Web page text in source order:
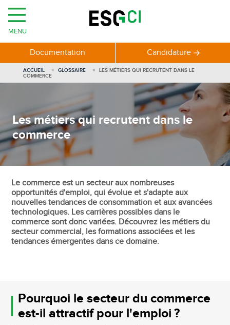
Les métiers qui recrutent dans le
commerce
ACCUEIL GLOSSAIRE
LES MÉTIERS QUI RECRUTENT DANS LE
COMMERCE
Le commerce est un secteur aux nombreuses
opportunités d'emploi, qui évolue et s'adapte aux
nouvelles tendances de consommation et aux avancées
technologiques. Les carrières possibles dans le
commerce sont donc variées. Découvrez les métiers du
secteur commercial, les formations associées et les
tendances émergentes dans ce domaine.
Pourquoi le secteur du commerce
est-il attractif pour l'emploi ?
MENU
Documentation Candidature